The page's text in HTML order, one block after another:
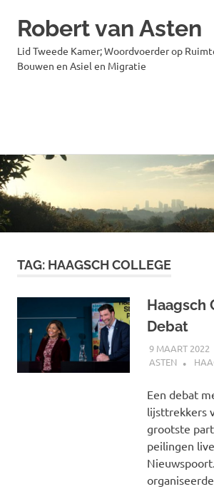
Ga
naar
de
inhoud
Robert van Asten
Lid Tweede Kamer; Woordvoerder op
Bouwen en Asiel en Migratie
TAG: HAAGSCH COLLEGE
Haagsch
Debat
9 MAART 2022
ASTEN
Een debat
lijsttrekkers
grootste
peilingen